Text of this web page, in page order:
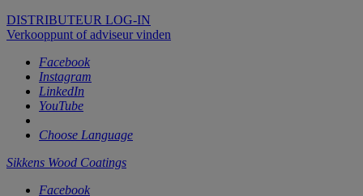
DISTRIBUTEUR LOG-IN
Verkooppunt of adviseur vinden
Facebook
Instagram
LinkedIn
YouTube
Choose Language
Sikkens Wood Coatings
Facebook